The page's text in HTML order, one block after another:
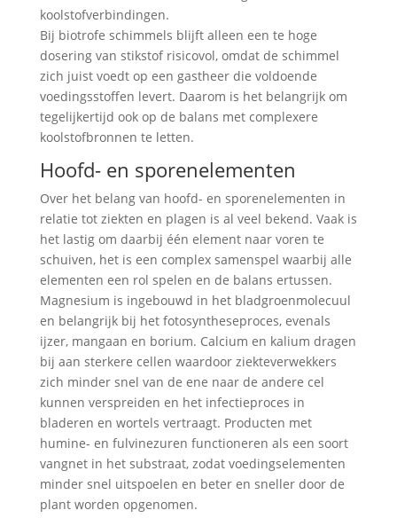
koolstofverbindingen.
Bij biotrofe schimmels blijft alleen een te hoge
dosering van stikstof risicovol, omdat de schimmel
zich juist voedt op een gastheer die voldoende
voedingsstoffen levert. Daarom is het belangrijk om
tegelijkertijd ook op de balans met complexere
koolstofbronnen te letten.
Hoofd- en sporenelementen
Over het belang van hoofd- en sporenelementen in
relatie tot ziekten en plagen is al veel bekend. Vaak is
het lastig om daarbij één element naar voren te
schuiven, het is een complex samenspel waarbij alle
elementen een rol spelen en de balans ertussen.
Magnesium is ingebouwd in het bladgroenmolecuul
en belangrijk bij het fotosyntheseproces, evenals
ijzer, mangaan en borium. Calcium en kalium dragen
bij aan sterkere cellen waardoor ziekteverwekkers
zich minder snel van de ene naar de andere cel
kunnen verspreiden en het infectieproces in
bladeren en wortels vertraagt. Producten met
humine- en fulvinezuren functioneren als een soort
vangnet in het substraat, zodat voedingselementen
minder snel uitspoelen en beter en sneller door de
plant worden opgenomen.